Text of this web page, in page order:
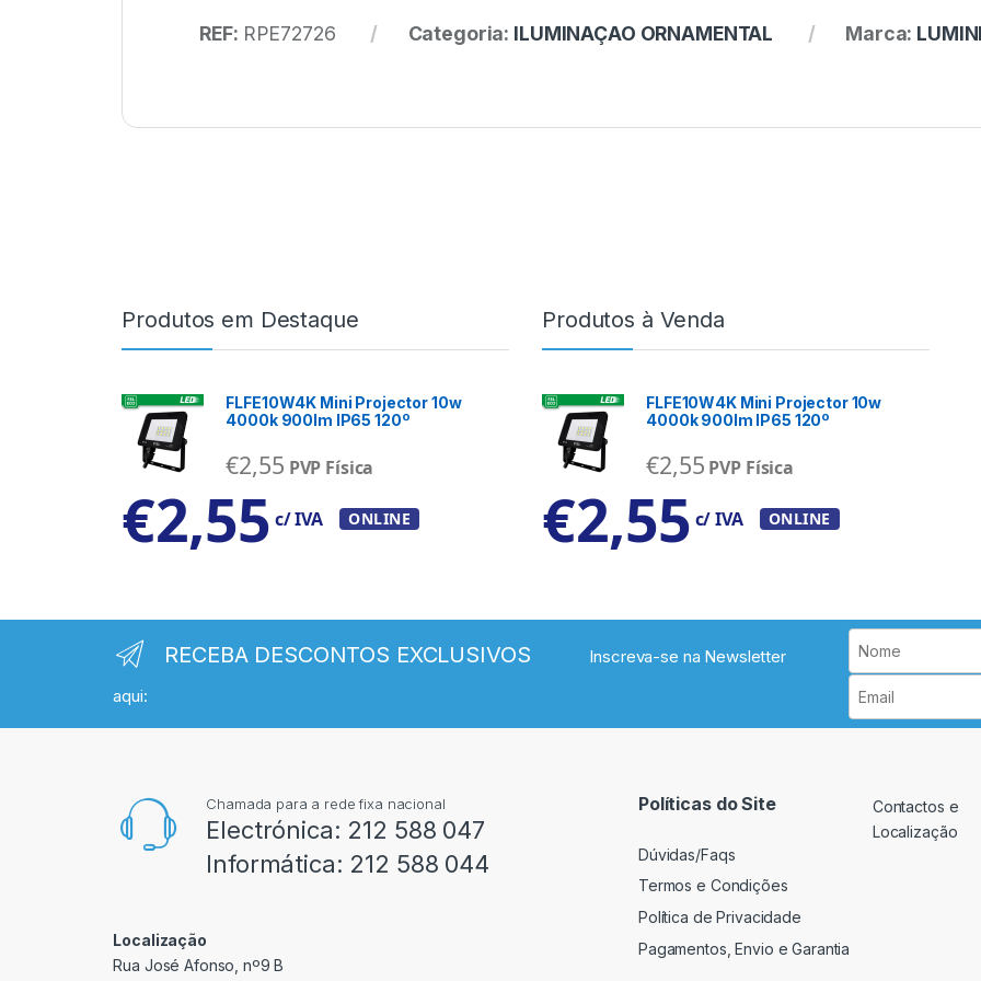
REF: RPE72726 Categoria: ILUMINAÇAO ORNAMENTAL Marca:
Produtos em Destaque
FLFE10W4K Mini Projector 10w
4000k 900lm IP65 120º
€2,55 PVP Física
€2,55 c/ IVA ONLINE
Produtos à Venda
FLFE10W4K Mini Projector 10w
4000k 900lm IP65 120º
€2,55 PVP Física
€2,55 c/ IVA ONLINE
RECEBA DESCONTOS EXCLUSIVOS
Inscreva-se na Newsletter
aqui:
Chamada para a rede fixa nacional
Electrónica: 212 588 047
Informática: 212 588 044
Localização
Rua José Afonso, nº9 B
Políticas do Site
Dúvidas/Faqs
Termos e Condições
Política de Privacidade
Pagamentos, Envio e Garantia
Contactos e
Localização